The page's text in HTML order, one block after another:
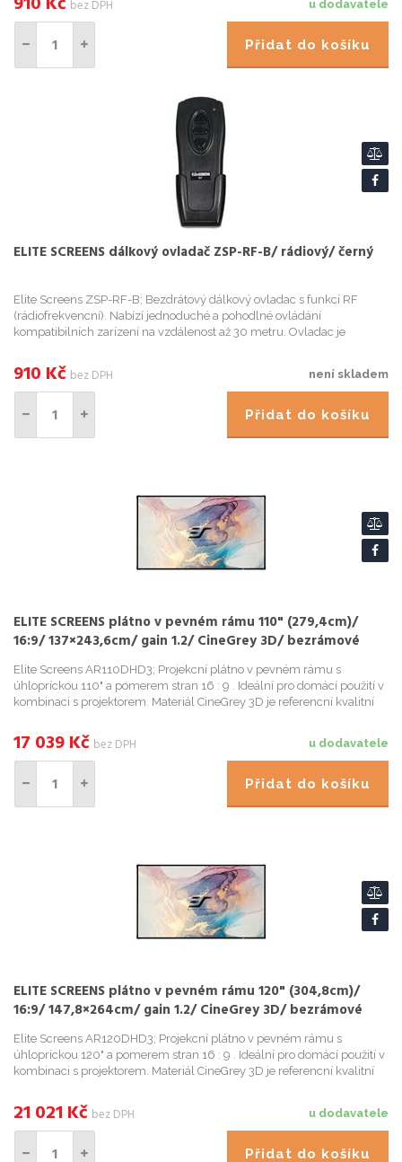
u dodavatele
bez DPH
Přidat do košíku
ELITE SCREENS dálkový ovladač ZSP-RF-B/ rádiový/ černý
Elite Screens ZSP-RF-B; Bezdrátový dálkový ovladac s funkcí RF
(rádiofrekvencní). Nabízí jednoduché a pohodlné ovládání
kompatibilních zarízení na vzdálenost až 30 metru. Ovladac je
Vhodný ...
není skladem
910 Kč bez DPH
Přidat do košíku
ELITE SCREENS plátno v pevném rámu 110" (279,4cm)/
16:9/ 137×243,6cm/ gain 1.2/ CineGrey 3D/ bezrámové
Elite Screens AR110DHD3; Projekcní plátno v pevném rámu s
úhlopríckou 110" a pomerem stran 16 : 9 . Ideální pro domácí použití v
kombinaci s projektorem. Materiál CineGrey 3D je referencní kvalitní
u dodavatele
17 039Kč bez DPH
Přidat do košíku
ELITE SCREENS plátno v pevném rámu 120" (304,8cm)/
16:9/ 147,8×264cm/ gain 1.2/ CineGrey 3D/ bezrámové
Elite Screens AR120DHD3; Projekcní plátno v pevném rámu s
úhlopríckou 120" a pomerem stran 16 : 9 . Ideální pro domácí použití v
kombinaci s projektorem. Materiál CineGrey 3D je referencní kvalitní
u dodavatele
21 021 Kč bez DPH
Přidat do košíku